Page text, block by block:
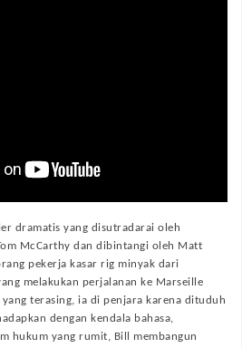
dramatis yang disutradarai oleh
McCarthy dan dibintangi oleh Matt
pekerja kasar rig minyak dari
melakukan perjalanan ke Marseille
terasing, ia di penjara karena dituduh
dengan kendala bahasa,
hukum yang rumit, Bill membangun